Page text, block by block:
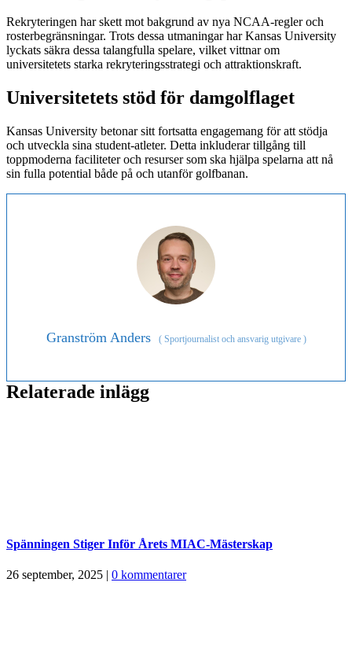
Rekryteringen har skett mot bakgrund av nya NCAA-regler och
rosterbegränsningar. Trots dessa utmaningar har Kansas University
lyckats säkra dessa talangfulla spelare, vilket vittnar om
universitetets starka rekryteringsstrategi och attraktionskraft.
Universitetets stöd för damgolflaget
Kansas University betonar sitt fortsatta engagemang för att stödja
och utveckla sina student-atleter. Detta inkluderar tillgång till
toppmoderna faciliteter och resurser som ska hjälpa spelarna att nå
sin fulla potential både på och utanför golfbanan.
Granström Anders (Sportjournalist och ansvarig utgivare )
Relaterade inlägg
Spänningen Stiger Inför Årets MIAC-Mästerskap
26 september, 2025 | 0 kommentarer